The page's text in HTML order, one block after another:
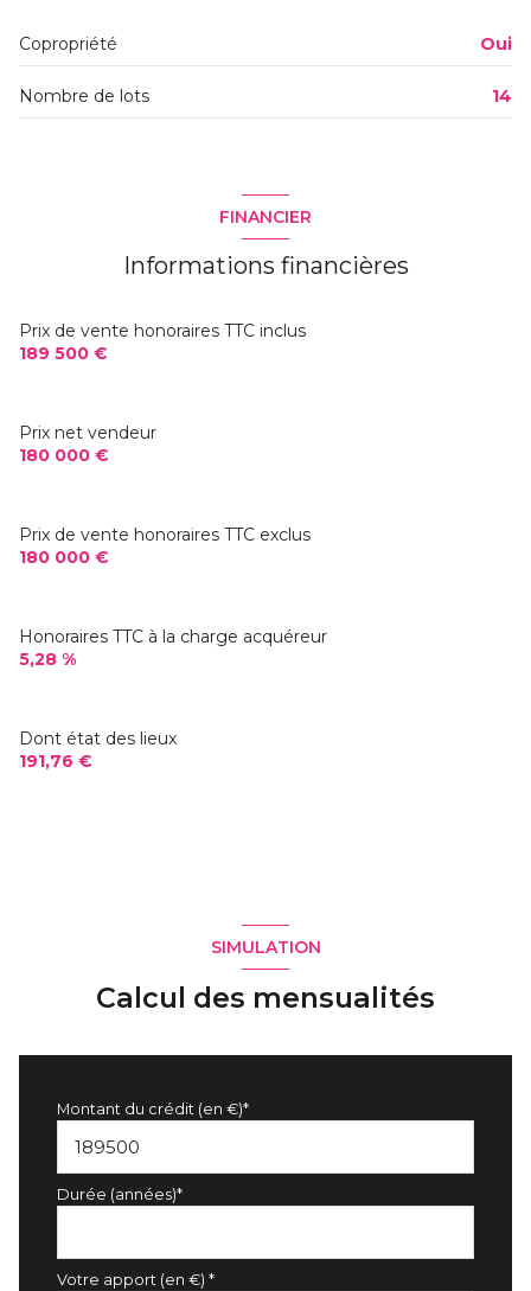
Copropriété Oui
Nombre de lots 14
FINANCIER
Informations financières
Prix de vente honoraires TTC inclus
189 500 €
Prix net vendeur
180 000 €
Prix de vente honoraires TTC exclus
180 000 €
Honoraires TTC à la charge acquéreur
5,28 %
Dont état des lieux
191,76 €
SIMULATION
Calcul des mensualités
Montant du crédit (en €)*
Durée (années)*
Votre apport (en €) *